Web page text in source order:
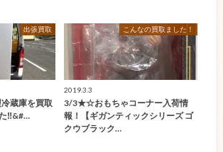
出張買取
蔵庫を買取
‼&#…
こんなの買取ました！
2019.3.3
3/3★☆おもちゃコーナー入荷情
報！【ギガンティックシリーズ ゴ
クウブラック…